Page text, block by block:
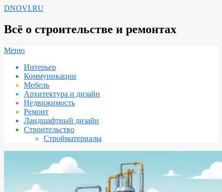
Перейти
содержимому
DNOVI.RU
Всё о строительстве и ремонтах
Вторичное
навигации
Меню
Интерьер
Коммуникации
Мебель
Архитектура и дизайн
Недвижимость
Ремонт
Ландшафтный дизайн
Строительство
Стройматериалы